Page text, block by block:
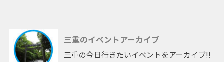
三重のイベントアーカイブ
三重の今日行きたいイベントをアーカイブ!!